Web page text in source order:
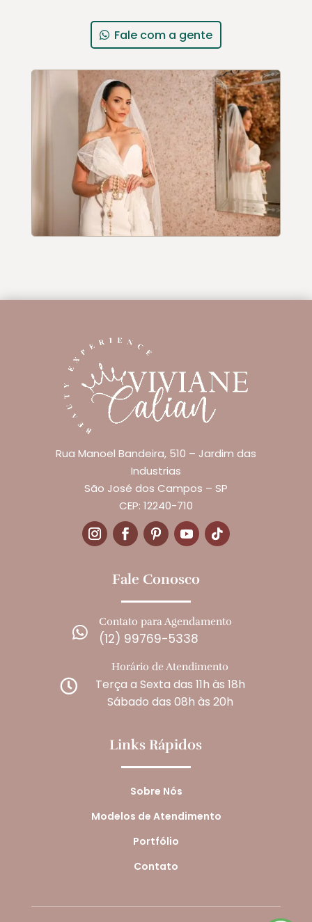
Fale com a gente
Rua Manoel Bandeira, 510 – Jardim das
Industrias
São José dos Campos – SP
CEP: 12240-710
Fale Conosco

Contato para Agendamento
(12) 99769-5338

Horário de Atendimento
Terça a Sexta das 11h às 18h
Sábado das 08h às 20h
Links Rápidos
Sobre Nós
Modelos de Atendimento
Portfólio
Contato